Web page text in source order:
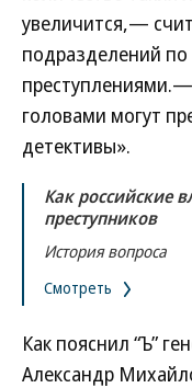
увеличится,—
подразделений
головами могут
детективы».
Как российские
преступников
История вопроса
Смотреть
Как пояснил “Ъ”
Александр